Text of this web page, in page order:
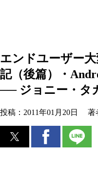
エンドユーザー
記（後篇）・
── ジョニー・タ
投稿： 2011年01月20日 著